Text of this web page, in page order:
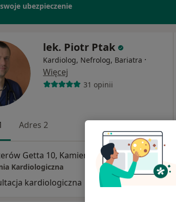
ubezpieczenie
lek. Piotr Ptak
Kardiolog, Nefrolog, Bariatra ·
Więcej
31 opinii
Adres 2
Getta 10, Kamienna Góra• Mapa
Kardiologiczna
kardiologiczna od 250 zł